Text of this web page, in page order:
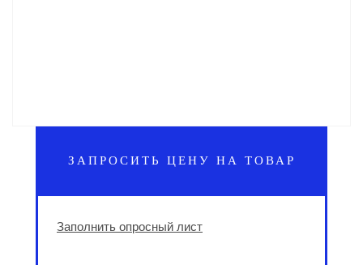
ЗАПРОСИТЬ ЦЕНУ НА ТОВАР
Заполнить опросный лист